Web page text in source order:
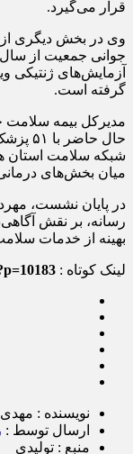
قرار می‌گیرد.
وی در بخش دیگری
آزمایش‌های ژنتیکی
گرفته است.
مدیرکل بیمه سلامت
شبکه سلامت استان
میان بخش‌های
در پایان نشست،
رسانه، بر نقش
بهینه از خدمات
لینک کوتاه :
نویسنده :
ارسال توسط :
منبع : تولیدی